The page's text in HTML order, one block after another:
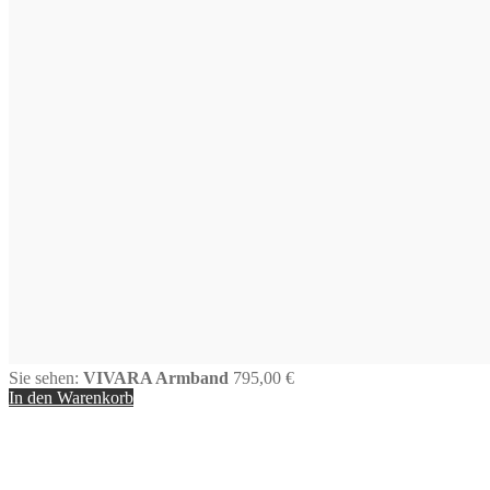
Sie sehen: VIVARA Armband 795,00 €
In den Warenkorb